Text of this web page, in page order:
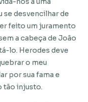
se desvencilhar de
feito um juramento
a cabeça de João
lo. Herodes deve
o meu
por sua fama e
tão injusto.